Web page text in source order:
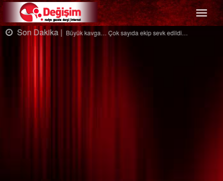
Menü
Son Dakika | Ağaçtan düştü…